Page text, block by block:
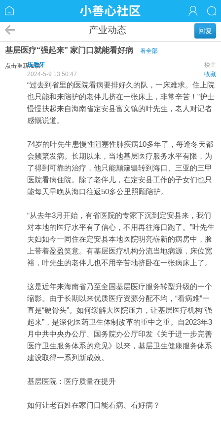
回复
产业动态
基层医疗“强起来” 家门口就能看好病 看全部
点击重新加载 楼主
压后牙
收藏
2024-5-9 13:50:47
“过去到省里的医院看病要排好久的队，一床难求。住上院
也只能和来陪护的老伴儿挤在一张床上，非常辛苦！”护士
慢慢扶起来自海南省定安县富文镇的叶先生，老人对记者
感慨说道。
74岁的叶先生患慢性阻塞性肺疾病10多年了，每逢冬天都
会频繁发病。长期以来，当地基层医疗服务水平有限，为
了得到可靠的治疗，他只能颠簸辗转到海口、三亚的三甲
医院看病住院。除了老伴儿，在定安县工作的子女们也只
能每天早晚从海口往返50多公里照顾陪护。
“从去年3月开始，有省医院的专家下沉到定安县来，我们
对本地的医疗水平有了信心，不用再往海口跑了。”叶先生
夫妇如今一同住在定安县本地医院明亮崭新的病房中，脸
上带着盈盈笑意。有基层医疗机构分流当地病源，床位宽
裕，叶先生的老伴儿也不用辛苦地挤卧在一张病床上了。
这是近年来海南省乃至全国基层医疗服务转型升级的一个
缩影。由于长期以来优质医疗资源分配不均，“看病难”一
直是“硬骨头”。如何缓解大医院压力，让基层医疗机构“强
起来”，是深化医药卫生体制改革的重中之重。自2023年3
月中共中央办公厅、国务院办公厅印发《关于进一步完善
医疗卫生服务体系的意见》以来，基层卫生健康服务体系
建设取得一系列新成效。
基层医院：医疗质量在提升
如何让老百姓在家门口能看病、看好病？